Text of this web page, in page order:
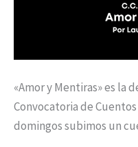
«Amor y Mentiras» es la
Convocatoria de
domingos subimos un